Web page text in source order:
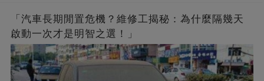
「汽車長期閒置危機？維修工揭秘：為什麼隔幾天
啟動一次才是明智之選！」